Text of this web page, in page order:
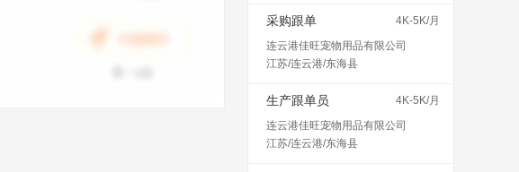
采购跟单
4K-5K/月
连云港佳旺宠物用品有限公司
江苏/连云港/东海县
生产跟单员
4K-5K/月
连云港佳旺宠物用品有限公司
江苏/连云港/东海县